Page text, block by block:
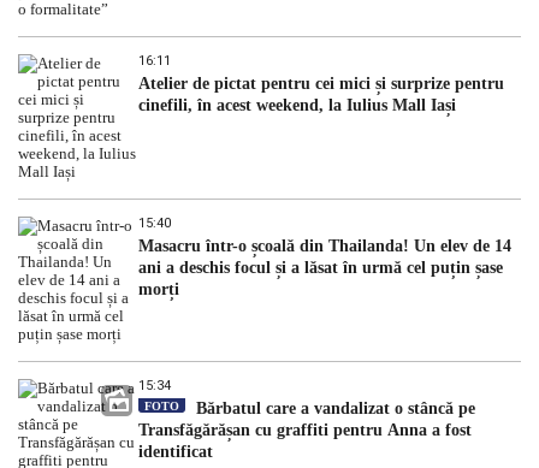
16:11
Atelier de pictat pentru cei mici și surprize pentru
cinefili, în acest weekend, la Iulius Mall Iași
15:40
Masacru într-o școală din Thailanda! Un elev de 14
ani a deschis focul și a lăsat în urmă cel puțin șase
morți
15:34
FOTO
Bărbatul care a vandalizat o stâncă pe
Transfăgărășan cu graffiti pentru Anna a fost
identificat